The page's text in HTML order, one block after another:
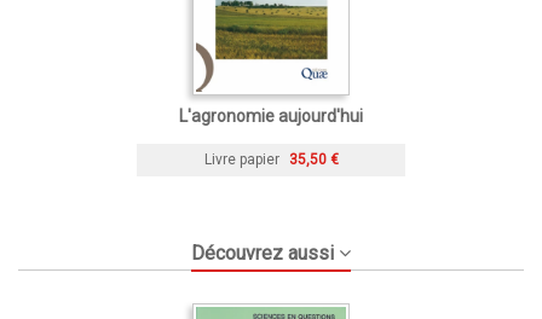
L'agronomie aujourd'hui
Livre papier 35,50 €
Découvrez aussi